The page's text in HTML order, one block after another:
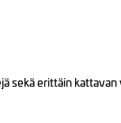
sekä erittäin